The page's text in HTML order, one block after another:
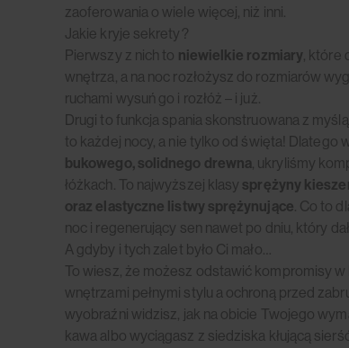
zaoferowania o wiele więcej, niż inni.
Jakie kryje sekrety?
Pierwszy z nich to niewielkie rozmiary, które
wnętrza, a na noc rozłożysz do rozmiarów
ruchami wysuń go i rozłóż – i już.
Drugi to funkcja spania skonstruowana z
to każdej nocy, a nie tylko od święta! Dlatego
bukowego, solidnego drewna, ukryliśmy
łóżkach. To najwyższej klasy sprężyny
oraz elastyczne listwy sprężynujące. Co to
noc i regenerujący sen nawet po dniu, który
A gdyby i tych zalet było Ci mało…
To wiesz, że możesz odstawić kompromisy
wnętrzami pełnymi stylu a ochroną przed
wyobraźni widzisz, jak na obicie Twojego
kawa albo wyciągasz z siedziska kłującą